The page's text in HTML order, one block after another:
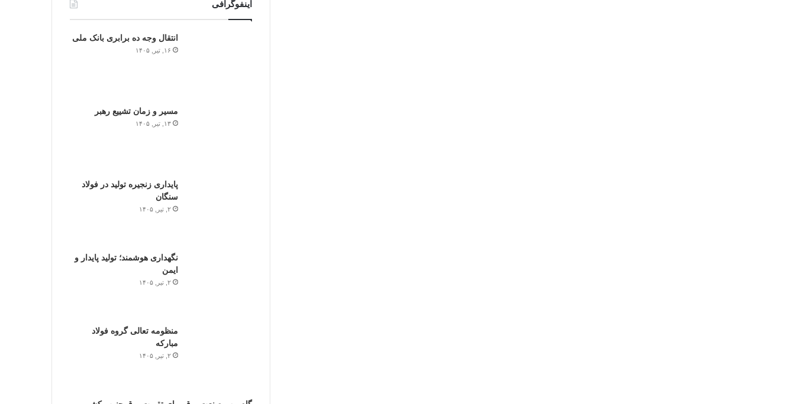
اینفوگرافی
انتقال وجه ده برابری بانک ملی
۱۶, تیر, ۱۴۰۵
مسیر و زمان تشییع رهبر
۱۳, تیر, ۱۴۰۵
پایداری زنجیره تولید در فولاد
سنگان
۲, تیر, ۱۴۰۵
نگهداری هوشمند؛ تولید پایدار و
ایمن
۲, تیر, ۱۴۰۵
منظومه تعالی گروه فولاد
مبارکه
۲, تیر, ۱۴۰۵